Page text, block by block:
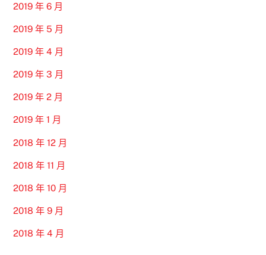
2019 年 6 月
2019 年 5 月
2019 年 4 月
2019 年 3 月
2019 年 2 月
2019 年 1 月
2018 年 12 月
2018 年 11 月
2018 年 10 月
2018 年 9 月
2018 年 4 月